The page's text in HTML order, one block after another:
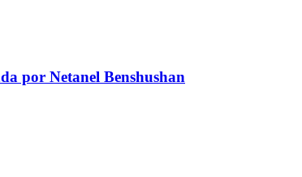
por Netanel Benshushan